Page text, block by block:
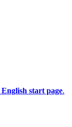
English start page.